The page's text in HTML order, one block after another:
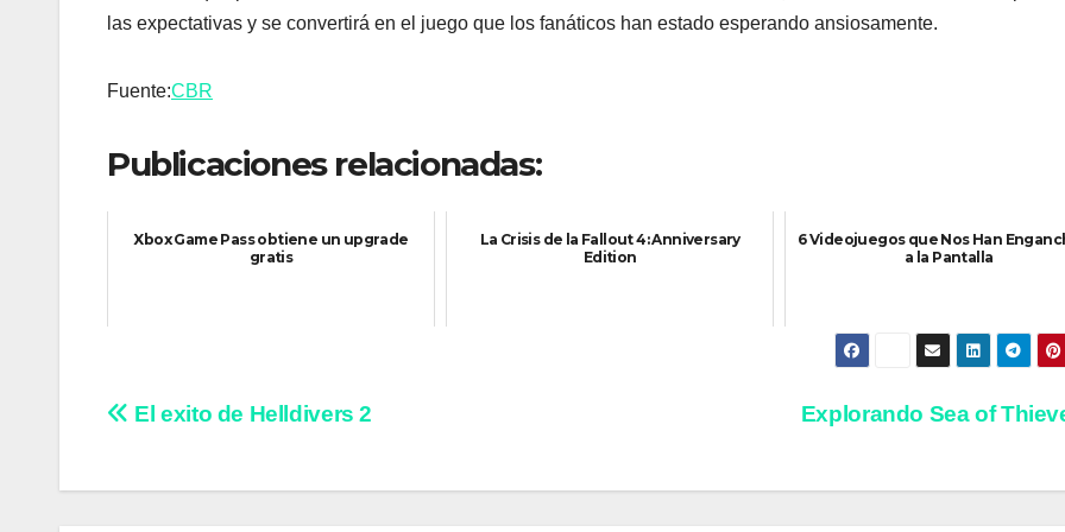
las expectativas y se convertirá en el juego que los fanáticos han estado esperando ansiosamente.
Fuente:CBR
Publicaciones relacionadas:
Xbox Game Pass obtiene un upgrade
gratis
La Crisis de la Fallout 4: Anniversary
Edition
6 Videojuegos que Nos Han
a la Pantalla
Navegación
Explorando Sea of
El exito de Helldivers 2